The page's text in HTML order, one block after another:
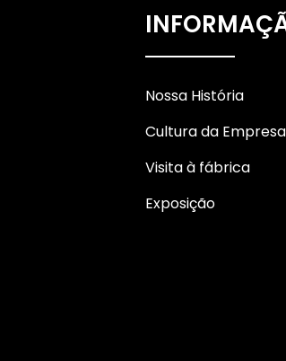
com
íris...
personalizada e
multicolorida
Nossa História
Cultura da Empresa
Visita à fábrica
Exposição